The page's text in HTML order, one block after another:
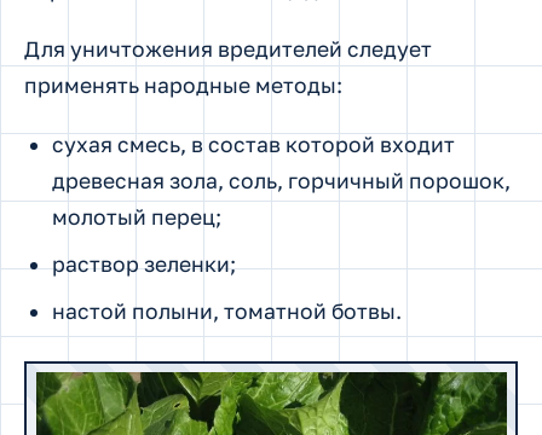
Для уничтожения вредителей следует
применять народные методы:
сухая смесь, в состав которой входит
древесная зола, соль, горчичный порошок,
молотый перец;
раствор зеленки;
настой полыни, томатной ботвы.